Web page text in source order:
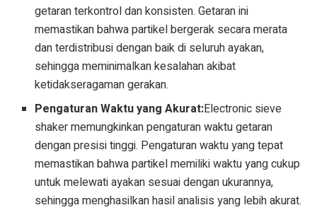
getaran terkontrol dan konsisten. Getaran ini
memastikan bahwa partikel bergerak secara merata
dan terdistribusi dengan baik di seluruh ayakan,
sehingga meminimalkan kesalahan akibat
ketidakseragaman gerakan.
Pengaturan Waktu yang Akurat:Electronic sieve
shaker memungkinkan pengaturan waktu getaran
dengan presisi tinggi. Pengaturan waktu yang tepat
memastikan bahwa partikel memiliki waktu yang cukup
untuk melewati ayakan sesuai dengan ukurannya,
sehingga menghasilkan hasil analisis yang lebih akurat.